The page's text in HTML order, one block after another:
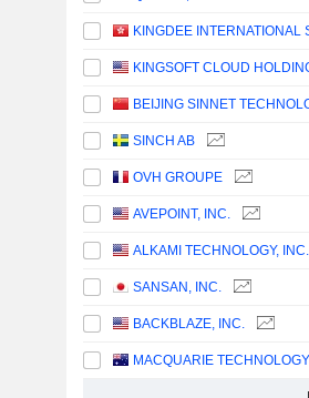
SINCH AB
OVH GROUPE
AVEPOINT, INC.
ALKAMI TECHNOLOGY, INC.
SANSAN, INC.
BACKBLAZE, INC.